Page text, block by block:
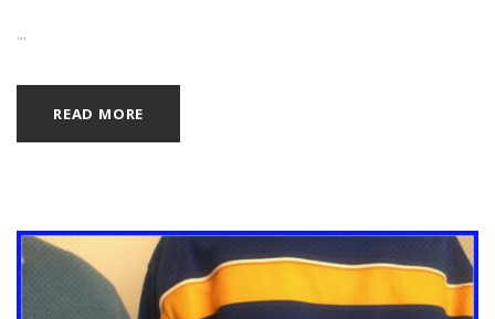
...
READ MORE